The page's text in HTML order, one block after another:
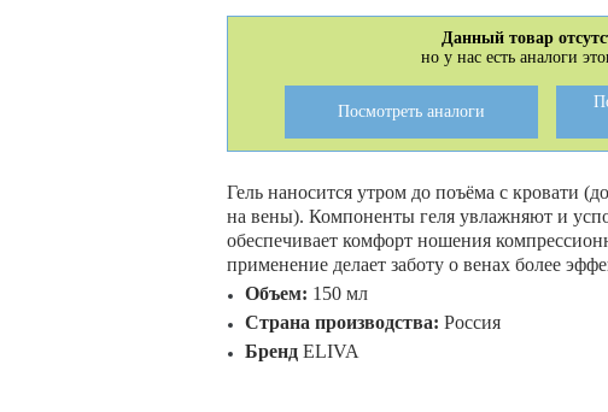
Данный товар
но у нас есть аналоги
Посмотреть аналоги
Гель наносится утром до поъёма с кровати
на вены). Компоненты геля увлажняют и
обеспечивает комфорт ношения
применение делает заботу о венах более
Объем: 150 мл
Страна производства: Россия
БрендELIVA